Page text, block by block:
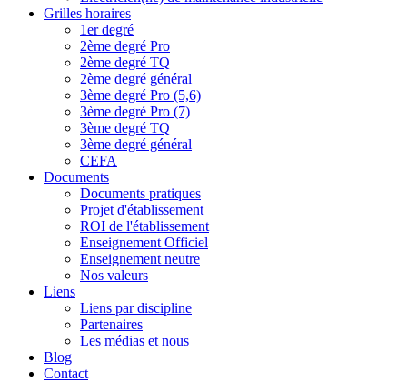
Grilles horaires
1er degré
2ème degré Pro
2ème degré TQ
2ème degré général
3ème degré Pro (5,6)
3ème degré Pro (7)
3ème degré TQ
3ème degré général
CEFA
Documents
Documents pratiques
Projet d'établissement
ROI de l'établissement
Enseignement Officiel
Enseignement neutre
Nos valeurs
Liens
Liens par discipline
Partenaires
Les médias et nous
Blog
Contact